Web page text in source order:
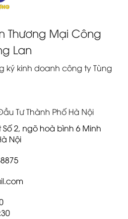
Thương Mại Công
Lan
ký kinh doanh công ty Tùng
Tư Thành Phố Hà Nội
Số 2, ngõ hoà bình 6 Minh
Nội